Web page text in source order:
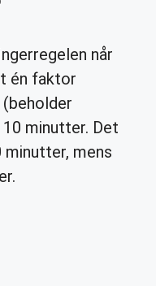
når
én faktor
minutter. Det
minutter, mens